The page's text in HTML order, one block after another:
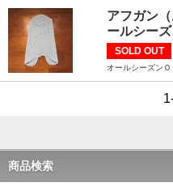
アフガン
ールシーズ
SOLD OUT
オールシーズン
商品検索